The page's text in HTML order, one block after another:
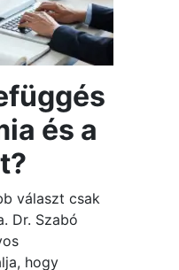
és a
választ csak
Dr. Szabó
hogy